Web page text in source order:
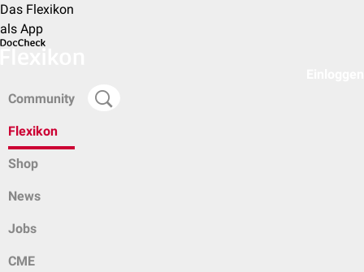
Das Flexikon
als App
Community
Flexikon
Shop
News
Jobs
CME